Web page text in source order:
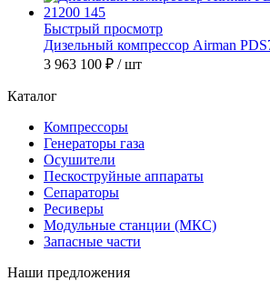
Быстрый просмотр
Дизельный компрессор Airman
3 963 100 ₽ / шт
Каталог
Компрессоры
Генераторы газа
Осушители
Пескоструйные аппараты
Сепараторы
Ресиверы
Модульные станции (МКС)
Запасные части
Наши предложения